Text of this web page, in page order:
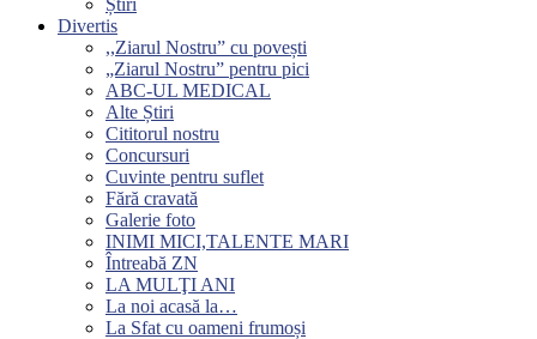
Știri
Divertis
,,Ziarul Nostru” cu povești
„Ziarul Nostru” pentru pici
ABC-UL MEDICAL
Alte Știri
Cititorul nostru
Concursuri
Cuvinte pentru suflet
Fără cravată
Galerie foto
INIMI MICI,TALENTE MARI
Întreabă ZN
LA MULŢI ANI
La noi acasă la…
La Sfat cu oameni frumoși